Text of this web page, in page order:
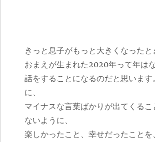
きっと息子がもっと大きくなったと
おまえが生まれた2020年って年は
話をすることになるのだと思います
に、
マイナスな言葉ばかりが出てくるこ
ないように、
楽しかったこと、幸せだったことを、